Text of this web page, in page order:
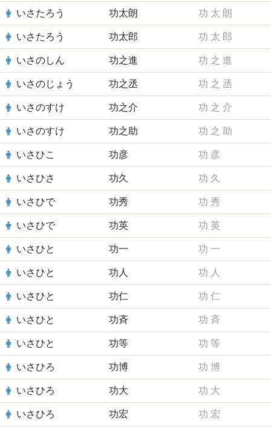
いさたろう 功太朗 功 太 朗
いさたろう 功太郎 功 太 郎
いさのしん 功之進 功 之 進
いさのじょう 功之丞 功 之 丞
いさのすけ 功之介 功 之 介
いさのすけ 功之助 功 之 助
いさひこ 功彦 功 彦
いさひさ 功久 功 久
いさひで 功秀 功 秀
いさひで 功英 功 英
いさひと 功一 功 一
いさひと 功人 功 人
いさひと 功仁 功 仁
いさひと 功斉 功 斉
いさひと 功等 功 等
いさひろ 功博 功 博
いさひろ 功大 功 大
いさひろ 功宏 功 宏